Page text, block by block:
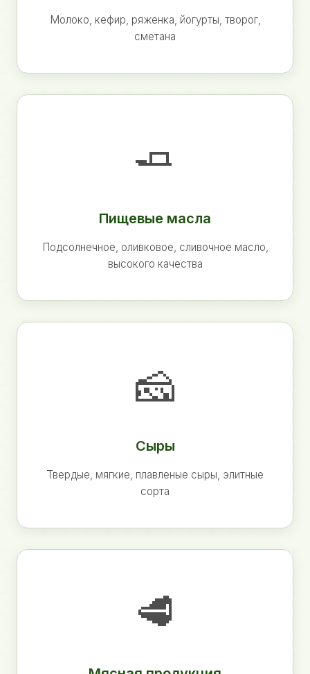
Молоко, кефир, ряженка, йогурты, творог,
сметана
🧈
Пищевые масла
Подсолнечное, оливковое, сливочное масло,
высокого качества
🧀
Сыры
Твердые, мягкие, плавленые сыры, элитные
сорта
🥩